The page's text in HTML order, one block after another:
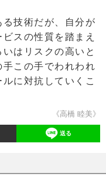
技術だが、自分が
スの性質を踏まえ
はリスクの高いと
この手でわれわれ
に対抗していくこ
《高橋 睦美》
送る